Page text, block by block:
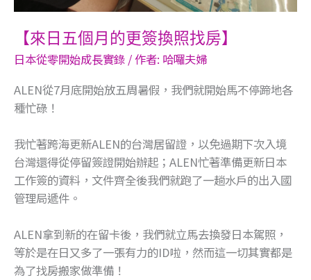
【來日五個月的更簽換照找房】​
日本從零開始成長實錄 / 作者: 哈囉夫婦
ALEN從7月底開始放五周暑假，​我們就開始馬不停蹄地各
種忙碌！​
我忙著跨海更新ALEN的台灣居留證，​以免過期下次入境
台灣還得從停留簽證開始辦起；​ALEN忙著準備更新日本
工作簽的資料，​文件齊全後我們就跑了一趟水戶的出入國
管理局遞件。​
ALEN拿到新的在留卡後，​我們就立馬去換發日本駕照，​
等於是在日又多了一張有力的ID啦，​然而這一切其實都是
為了找房搬家做準備！​